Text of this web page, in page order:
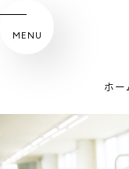
MENU
ホー